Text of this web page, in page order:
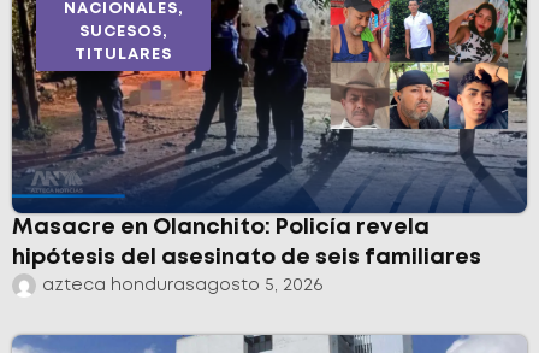
NACIONALES,
SUCESOS,
TITULARES
Masacre en Olanchito: Policía revela
hipótesis del asesinato de seis familiares
azteca hondurasagosto 5, 2026